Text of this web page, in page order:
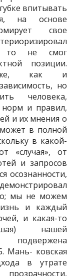
впитывать
на основе
свое
то не смог
позиции.
же, как и
но
человека,
норм и пра­вил,
и их мнения о
в полной
в какой-
«случая», от
и запросов
осознанности,
мы не можем
и каж­дый
и какая-то
нашей
Мань- ковская
в утрате